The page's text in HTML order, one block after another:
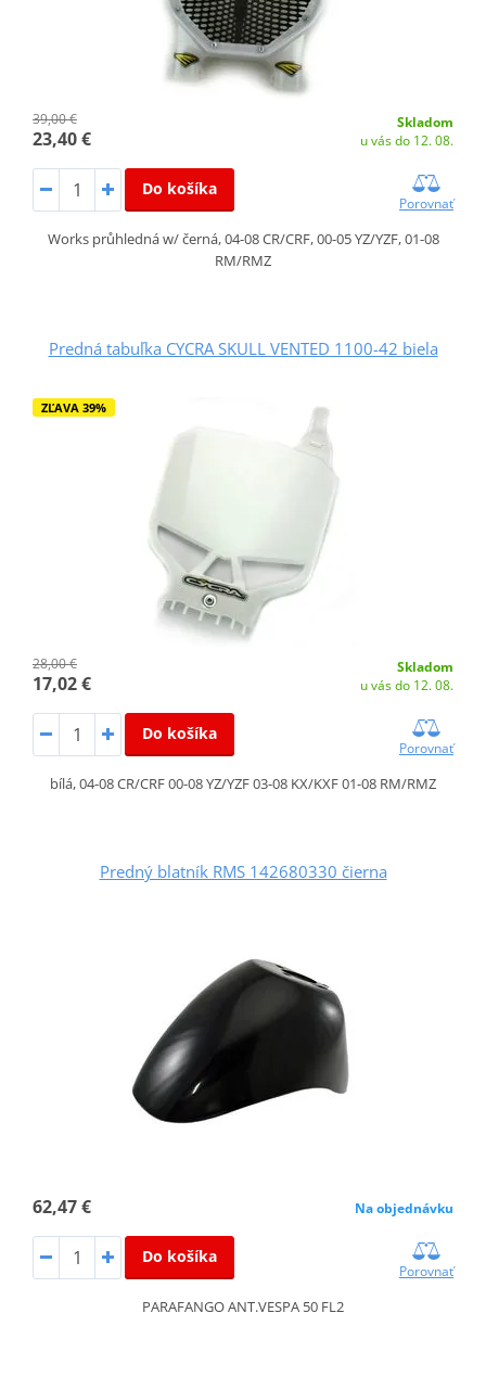
39,00 €
23,40 €
Skladom
u vás do 12. 08.
Do košíka
Porovnať
Works průhledná w/ černá, 04-08 CR/CRF, 00-05 YZ/YZF, 01-08
RM/RMZ
Predná tabuľka CYCRA SKULL VENTED 1100-42 biela
ZĽAVA 39%
28,00 €
17,02 €
Skladom
u vás do 12. 08.
Do košíka
Porovnať
bílá, 04-08 CR/CRF 00-08 YZ/YZF 03-08 KX/KXF 01-08 RM/RMZ
Predný blatník RMS 142680330 čierna
62,47 € Na objednávku
Do košíka
Porovnať
PARAFANGO ANT.VESPA 50 FL2